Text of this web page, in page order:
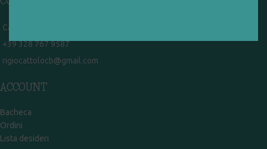
Campobasso - via Garibaldi 51
+39 328 767 9587
rigiocattolocb@gmail.com
ACCOUNT
Bacheca
Ordini
Lista desideri